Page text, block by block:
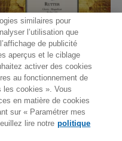
website in English?
similaires pour
l’utilisation que
de publicité
aperçus et le ciblage
activer des cookies
au fonctionnement de
les cookies ». Vous
en matière de cookies
sur « Paramétrer mes
lire notre politique